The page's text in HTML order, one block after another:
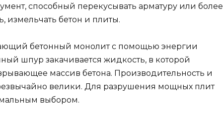
способный перекусывать арматуру или более
измельчать бетон и плиты.
бетонный монолит с помощью энергии
шпур закачивается жидкость, в которой
массив бетона. Производительность и
велики. Для разрушения мощных плит
выбором.